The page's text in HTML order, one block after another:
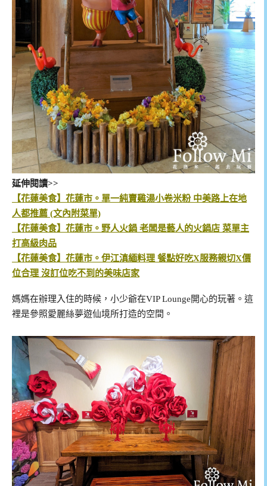
延伸閱讀>>
【花蓮美食】花蓮市。單一純賣雞湯小卷米粉 中美路上在地
人都推薦 (文內附菜單)
【花蓮美食】花蓮市。野人火鍋 老闆是藝人的火鍋店 菜單主
打高級肉品
【花蓮美食】花蓮市。伊江滇緬料理 餐點好吃X服務親切X價
位合理 沒訂位吃不到的美味店家
媽媽在辦理入住的時候，小少爺在VIP Lounge開心的玩著。這
裡是參照愛麗絲夢遊仙境所打造的空間。